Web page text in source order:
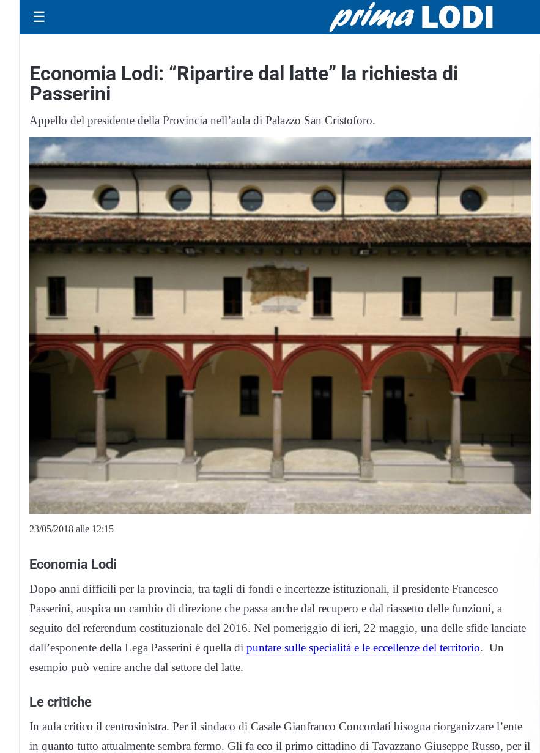
☰
Economia Lodi: “Ripartire dal latte” la richiesta di
Passerini
Appello del presidente della Provincia nell’aula di Palazzo San Cristoforo.
23/05/2018 alle 12:15
Economia Lodi
Dopo anni difficili per la provincia, tra tagli di fondi e incertezze istituzionali, il presidente Francesco
Passerini, auspica un cambio di direzione che passa anche dal recupero e dal riassetto delle funzioni, a
seguito del referendum costituzionale del 2016. Nel pomeriggio di ieri, 22 maggio, una delle sfide lanciate
dall’esponente della Lega Passerini è quella di puntare sulle specialità e le eccellenze del territorio. Un
esempio può venire anche dal settore del latte.
Le critiche
In aula critico il centrosinistra. Per il sindaco di Casale Gianfranco Concordati bisogna riorganizzare l’ente
in quanto tutto attualmente sembra fermo. Gli fa eco il primo cittadino di Tavazzano Giuseppe Russo, per il